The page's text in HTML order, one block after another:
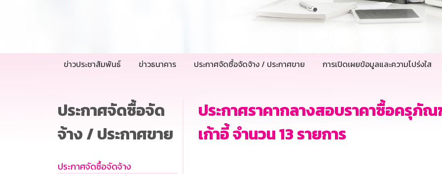
ข่าวประชาสัมพันธ์ ข่าวธนาคาร ประกาศจัดซื้อจัดจ้าง / ประกาศขาย การเปิดเผยข้อมูลและความโปร่งใส
ประกาศจัดซื้อจัด
จ้าง / ประกาศขาย
ประกาศจัดซื้อจัดจ้าง
ประกาศราคากลางสอบราคาซื้อครุภัณ
เก้าอี้ จำนวน 13 รายการ